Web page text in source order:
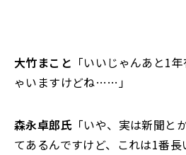
大竹まこと 「いいじゃんあと1
ゃいますけどね……」
森永卓郎氏 「いや、実は新聞と
てあるんですけど、これは1番